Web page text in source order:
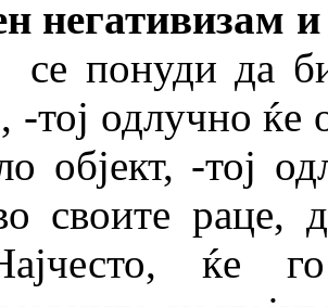
негативизам
понуди да
-тој одлучно
објект, -тој
своите раце,
ќе